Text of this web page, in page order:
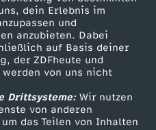
dein Erlebnis im
und
anzubieten. Dabei
auf Basis deiner
der ZDFheute und
von uns nicht
Drittsysteme:Wir nutzen
von anderen
das Teilen von Inhalten
Hilfe